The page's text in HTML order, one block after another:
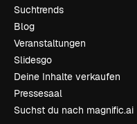
Suchtrends
Blog
Veranstaltungen
Slidesgo
Deine Inhalte verkaufen
Pressesaal
Suchst du nach magnific.ai